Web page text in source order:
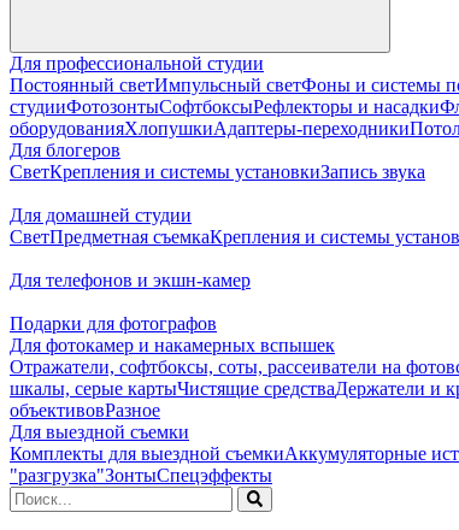
Для профессиональной студии
Постоянный светИмпульсный светФоны и системы
студииФотозонтыСофтбоксыРефлекторы и насадки
оборудованияХлопушкиАдаптеры-переходники
Для блогеров
СветКрепления и системы установкиЗапись звука
Для домашней студии
СветПредметная съемкаКрепления и системы
Для телефонов и экшн-камер
Подарки для фотографов
Для фотокамер и накамерных вспышек
Отражатели, софтбоксы, соты, рассеиватели на
шкалы, серые картыЧистящие средстваДержатели и
объективовРазное
Для выездной съемки
Комплекты для выездной съемкиАккумуляторные
"разгрузка"ЗонтыСпецэффекты